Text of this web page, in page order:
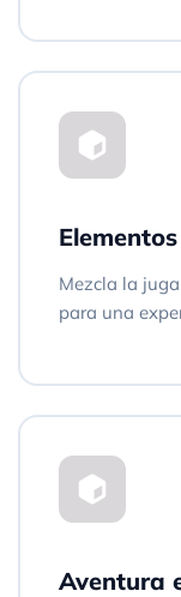
Mezcla la
para una
Aventura